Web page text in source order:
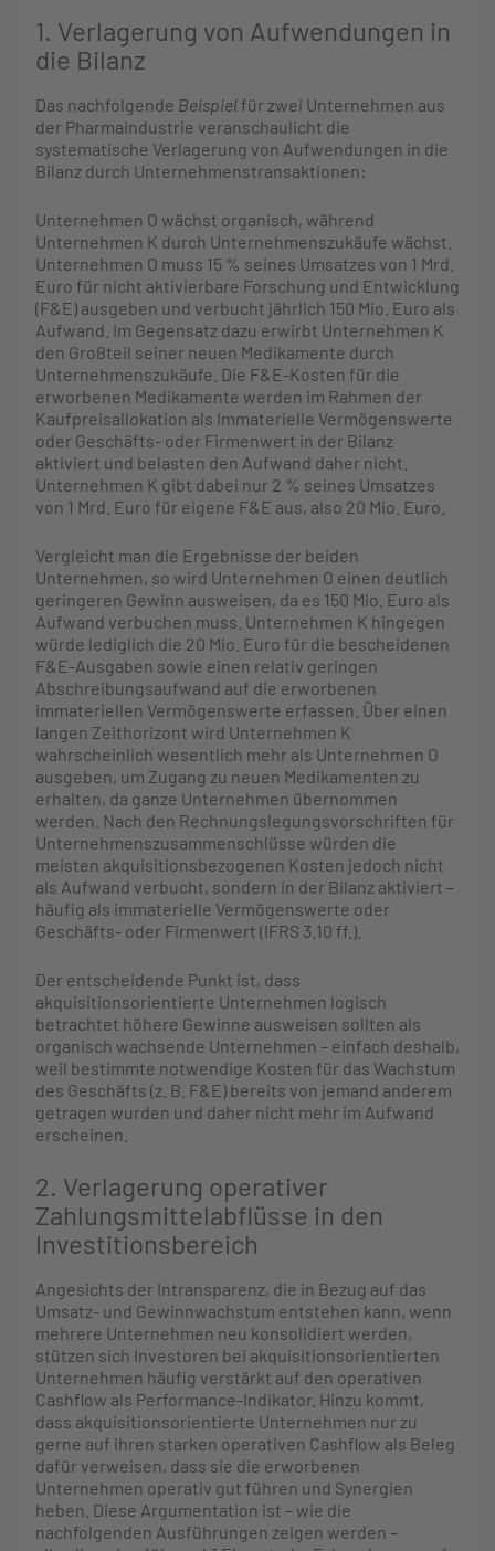
1. Verlagerung von Aufwendungen in
die Bilanz
Das nachfolgende Beispiel für zwei Unternehmen aus
der Pharmaindustrie veranschaulicht die
systematische Verlagerung von Aufwendungen in die
Bilanz durch Unternehmenstransaktionen:
Unternehmen O wächst organisch, während
Unternehmen K durch Unternehmenszukäufe wächst.
Unternehmen O muss 15 % seines Umsatzes von 1 Mrd.
Euro für nicht aktivierbare Forschung und Entwicklung
(F&E) ausgeben und verbucht jährlich 150 Mio. Euro als
Aufwand. Im Gegensatz dazu erwirbt Unternehmen K
den Großteil seiner neuen Medikamente durch
Unternehmenszukäufe. Die F&E-Kosten für die
erworbenen Medikamente werden im Rahmen der
Kaufpreisallokation als Immaterielle Vermögenswerte
oder Geschäfts- oder Firmenwert in der Bilanz
aktiviert und belasten den Aufwand daher nicht.
Unternehmen K gibt dabei nur 2 % seines Umsatzes
von 1 Mrd. Euro für eigene F&E aus, also 20 Mio. Euro.
Vergleicht man die Ergebnisse der beiden
Unternehmen, so wird Unternehmen O einen deutlich
geringeren Gewinn ausweisen, da es 150 Mio. Euro als
Aufwand verbuchen muss. Unternehmen K hingegen
würde lediglich die 20 Mio. Euro für die bescheidenen
F&E-Ausgaben sowie einen relativ geringen
Abschreibungsaufwand auf die erworbenen
immateriellen Vermögenswerte erfassen. Über einen
langen Zeithorizont wird Unternehmen K
wahrscheinlich wesentlich mehr als Unternehmen O
ausgeben, um Zugang zu neuen Medikamenten zu
erhalten, da ganze Unternehmen übernommen
werden. Nach den Rechnungslegungsvorschriften für
Unternehmenszusammenschlüsse würden die
meisten akquisitionsbezogenen Kosten jedoch nicht
als Aufwand verbucht, sondern in der Bilanz aktiviert –
häufig als immaterielle Vermögenswerte oder
Geschäfts- oder Firmenwert (IFRS 3.10 ff.).
Der entscheidende Punkt ist, dass
akquisitionsorientierte Unternehmen logisch
betrachtet höhere Gewinne ausweisen sollten als
organisch wachsende Unternehmen – einfach deshalb,
weil bestimmte notwendige Kosten für das Wachstum
des Geschäfts (z. B. F&E) bereits von jemand anderem
getragen wurden und daher nicht mehr im Aufwand
erscheinen.
2. Verlagerung operativer
Zahlungsmittelabflüsse in den
Investitionsbereich
Angesichts der Intransparenz, die in Bezug auf das
Umsatz- und Gewinnwachstum entstehen kann, wenn
mehrere Unternehmen neu konsolidiert werden,
stützen sich Investoren bei akquisitionsorientierten
Unternehmen häufig verstärkt auf den operativen
Cashflow als Performance-Indikator. Hinzu kommt,
dass akquisitionsorientierte Unternehmen nur zu
gerne auf ihren starken operativen Cashflow als Beleg
dafür verweisen, dass sie die erworbenen
Unternehmen operativ gut führen und Synergien
heben. Diese Argumentation ist – wie die
nachfolgenden Ausführungen zeigen werden –